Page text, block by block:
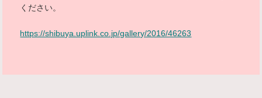
ください。
https://shibuya.uplink.co.jp/gallery/2016/46263